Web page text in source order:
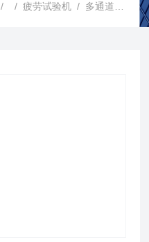
/ /疲劳试验机 / 多通道疲劳试验系统